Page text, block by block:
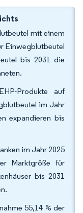
mit einem
Einwegblutbeutel
bis 2031 die
Produkte auf
im Jahr
expandieren bis
im Jahr 2025
Marktgröße für
bis 2031
55,14 % der